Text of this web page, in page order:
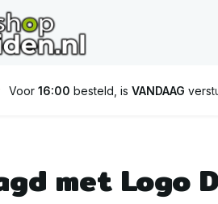
Voor 16:00 besteld, is VANDAAG
met Logo